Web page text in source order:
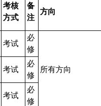
考核
方式
备
注
方向
考试
必
修
所有方向
考试
必
修
考试
必
修